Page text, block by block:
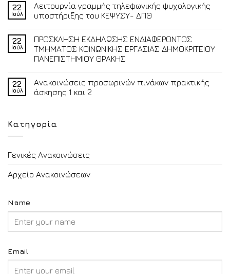
22
Ιούλ
Λειτουργία γραμμής τηλεφωνικής ψυχολογικής
υποστήριξης του ΚΕΨΥΣΥ- ΔΠΘ
22
Ιούλ
ΠΡΟΣΚΛΗΣΗ ΕΚΔΗΛΩΣΗΣ ΕΝΔΙΑΦΕΡΟΝΤΟΣ
ΤΜΗΜΑΤΟΣ ΚΟΙΝΩΝΙΚΗΣ ΕΡΓΑΣΙΑΣ ΔΗΜΟΚΡΙΤΕΙΟΥ
ΠΑΝΕΠΙΣΤΗΜΙΟΥ ΘΡΑΚΗΣ
22
Ιούλ
Ανακοινώσεις προσωρινών πινάκων πρακτικής
άσκησης 1 και 2
Κατηγορία
Γενικές Ανακοινώσεις
Αρχείο Ανακοινώσεων
Name
Email